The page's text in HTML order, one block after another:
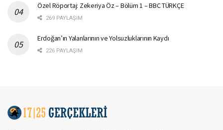
Özel Röportaj: Zekeriya Öz – Bölüm 1 – BBC TÜRKÇE
269 PAYLAŞIM
Erdoğan’ın Yalanlarının ve Yolsuzluklarının Kaydı
226 PAYLAŞIM